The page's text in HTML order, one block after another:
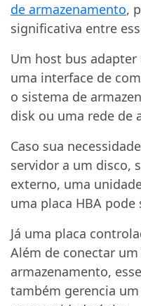
de armazenamento,
significativa entre
Um host bus
uma interface de
o sistema de
disk ou uma rede de
Caso sua
servidor a um disco,
externo, uma
uma placa HBA
Já uma placa
Além de conectar
armazenamento,
também gerencia